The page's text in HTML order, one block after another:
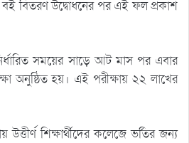
বই বিতরণ উদ্বোধনের পর এই ফল প্রকাশ
সময়ের সাড়ে আট মাস পর এবার
অনুষ্ঠিত হয়। এই পরীক্ষায় ২২ লাখের
শিক্ষার্থীদের কলেজে ভর্তির জন্য